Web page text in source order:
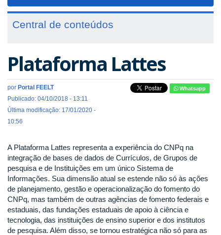
Central de conteúdos
Plataforma Lattes
por Portal FEELT
Publicado: 04/10/2018 - 13:11
Última modificação: 17/01/2020 -
10:56
Whatsapp
A Plataforma Lattes representa a experiência do CNPq na
integração de bases de dados de Currículos, de Grupos de
pesquisa e de Instituições em um único Sistema de
Informações. Sua dimensão atual se estende não só às ações
de planejamento, gestão e operacionalização do fomento do
CNPq, mas também de outras agências de fomento federais e
estaduais, das fundações estaduais de apoio à ciência e
tecnologia, das instituições de ensino superior e dos institutos
de pesquisa. Além disso, se tornou estratégica não só para as